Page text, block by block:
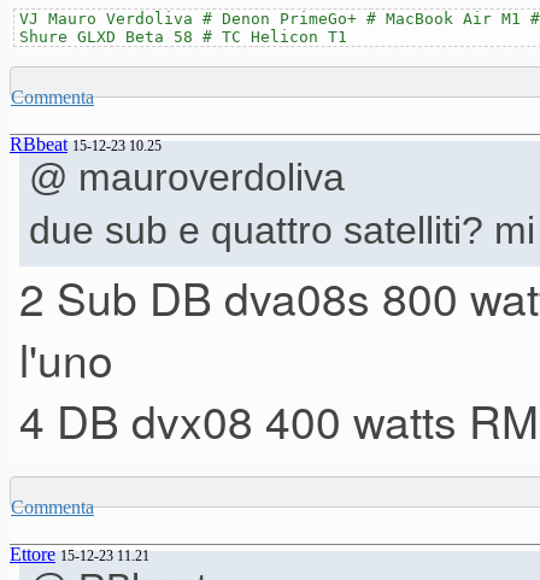
potenza, ho già un signor
quattro satelliti.
VJ Mauro Verdoliva # Denon PrimeGo+ # MacBook Air
Shure GLXD Beta 58 # TC Helicon T1
Commenta
RBbeat 15-12-23 10.25
@ mauroverdoliva
due sub e quattro satelliti?
2 Sub DB dva08s 800
l'uno
4 DB dvx08 400 watts
Commenta
Ettore 15-12-23 11.21